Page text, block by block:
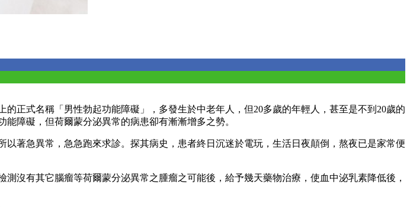
正式名稱「男性勃起功能障礙」，多發生於中老年人，但20多歲的年輕人，甚至是不到20歲的
障礙，但荷爾蒙分泌異常的病患卻有漸漸增多之勢。
著急異常，急急跑來求診。探其病史，患者終日沉迷於電玩，生活日夜顛倒，熬夜已是家常便
沒有其它腦瘤等荷爾蒙分泌異常之腫瘤之可能後，給予幾天藥物治療，使血中泌乳素降低後，